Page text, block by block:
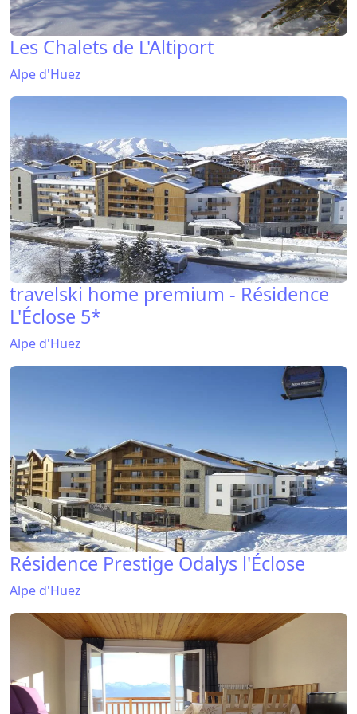
Les Chalets de L'Altiport
Alpe d'Huez
travelski home premium - Résidence
L'Éclose 5*
Alpe d'Huez
Résidence Prestige Odalys l'Éclose
Alpe d'Huez